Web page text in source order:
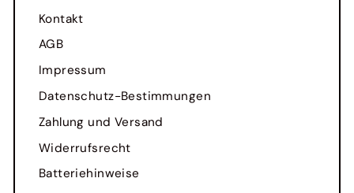
Kontakt
AGB
Impressum
Datenschutz-Bestimmungen
Zahlung und Versand
Widerrufsrecht
Batteriehinweise